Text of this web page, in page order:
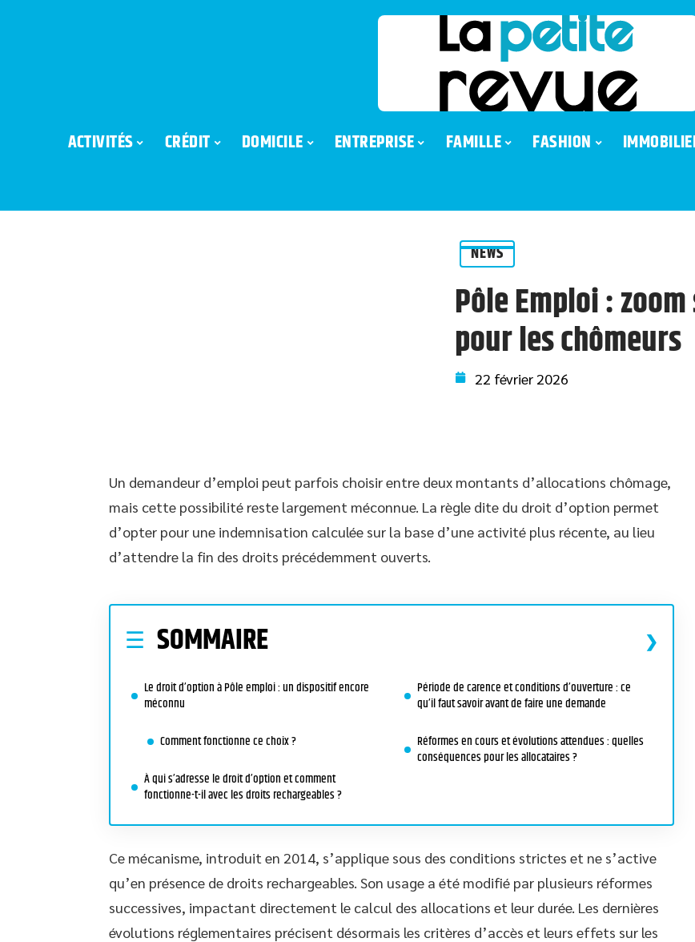
ACTIVITÉS CRÉDIT DOMICILE ENTREPRISE FAMILLE FASHION
NEWS
Pôle Emploi :
pour les chômeurs
22 février 2026
Un demandeur d’emploi peut parfois choisir entre deux montants d’allocations chômage,
mais cette possibilité reste largement méconnue. La règle dite du droit d’option permet
d’opter pour une indemnisation calculée sur la base d’une activité plus récente, au lieu
d’attendre la fin des droits précédemment ouverts.
SOMMAIRE
Le droit d’option à Pôle emploi : un dispositif encore
méconnu
Comment fonctionne ce choix ?
À qui s’adresse le droit d’option et comment
fonctionne-t-il avec les droits rechargeables ?
Période de carence et conditions d’ouverture : ce
qu’il faut savoir avant de faire une demande
Réformes en cours et évolutions attendues : quelles
conséquences pour les allocataires ?
Ce mécanisme, introduit en 2014, s’applique sous des conditions strictes et ne s’active
qu’en présence de droits rechargeables. Son usage a été modifié par plusieurs réformes
successives, impactant directement le calcul des allocations et leur durée. Les dernières
évolutions réglementaires précisent désormais les critères d’accès et leurs effets sur les